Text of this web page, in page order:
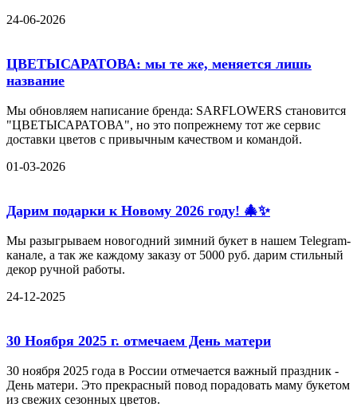
24-06-2026
ЦВЕТЫСАРАТОВА: мы те же, меняется лишь
название
Мы обновляем написание бренда: SARFLOWERS становится
"ЦВЕТЫСАРАТОВА", но это попрежнему тот же сервис
доставки цветов с привычным качеством и командой.
01-03-2026
Дарим подарки к Новому 2026 году! 🎄✨
Мы разыгрываем новогодний зимний букет в нашем Telegram-
канале, а так же каждому заказу от 5000 руб. дарим стильный
декор ручной работы.
24-12-2025
30 Ноября 2025 г. отмечаем День матери
30 ноября 2025 года в России отмечается важный праздник -
День матери. Это прекрасный повод порадовать маму букетом
из свежих сезонных цветов.